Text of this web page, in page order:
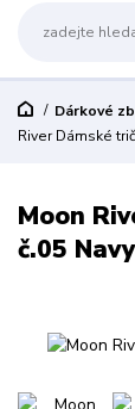
Dárkové
River Dámské
Moon
č.05